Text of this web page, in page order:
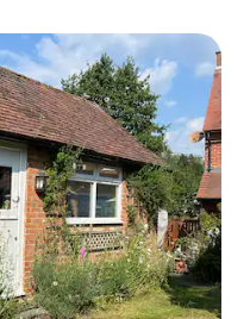
appréciés